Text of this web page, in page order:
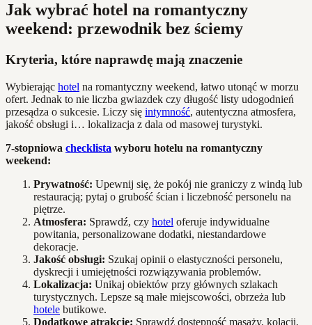
Jak wybrać hotel na romantyczny
weekend: przewodnik bez ściemy
Kryteria, które naprawdę mają znaczenie
Wybierając hotel na romantyczny weekend, łatwo utonąć w morzu
ofert. Jednak to nie liczba gwiazdek czy długość listy udogodnień
przesądza o sukcesie. Liczy się intymność, autentyczna atmosfera,
jakość obsługi i… lokalizacja z dala od masowej turystyki.
7-stopniowa checklista wyboru hotelu na romantyczny
weekend:
Prywatność: Upewnij się, że pokój nie graniczy z windą lub
restauracją; pytaj o grubość ścian i liczebność personelu na
piętrze.
Atmosfera: Sprawdź, czy hotel oferuje indywidualne
powitania, personalizowane dodatki, niestandardowe
dekoracje.
Jakość obsługi: Szukaj opinii o elastyczności personelu,
dyskrecji i umiejętności rozwiązywania problemów.
Lokalizacja: Unikaj obiektów przy głównych szlakach
turystycznych. Lepsze są małe miejscowości, obrzeża lub
hotele butikowe.
Dodatkowe atrakcje: Sprawdź dostępność masaży, kolacji,